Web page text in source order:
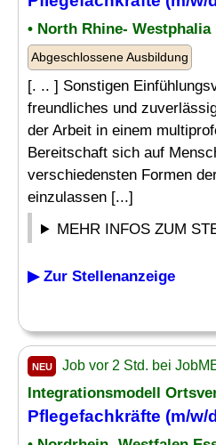
• North Rhine- Westphalia
Abgeschlossene Ausbildung
[. .. ] Sonstigen
freundliches und
der Arbeit in einem
Bereitschaft sich auf
verschiedensten Formen
einzulassen [...]
MEHR INFOS ZUM
▶ Zur Stellenanzeige
NEU Job vor 2 Std. bei
Integrationsmodell
Pflegefachkräfte (m/w/